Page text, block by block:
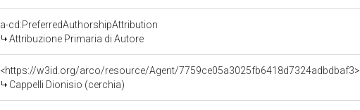
a-cd:PreferredAuthorshipAttribution
Attribuzione Primaria di Autore
<https://w3id.org/arco/resource/Agent/7759ce05a3025fb6418d7324adbdbaf3>
Cappelli Dionisio (cerchia)